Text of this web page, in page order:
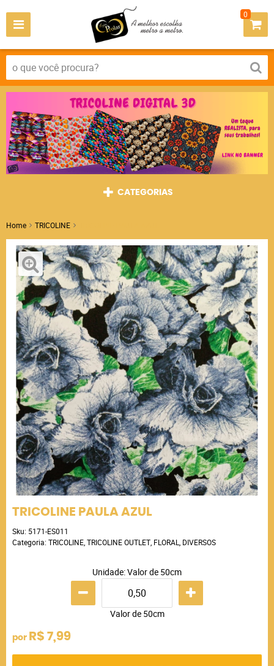
0
CATEGORIAS
Home TRICOLINE
TRICOLINE PAULA AZUL
Sku: 5171-ES011
Categoria: TRICOLINE TRICOLINE OUTLET FLORAL DIVERSOS
Unidade: Valor de 50cm
Valor de 50cm
por R$ 7,99